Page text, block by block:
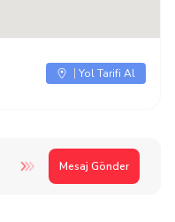
Mesaj Gönder
Yol Tarifi Al